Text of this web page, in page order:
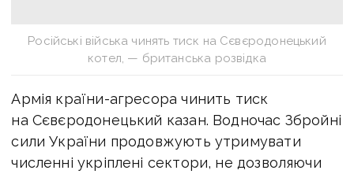
Російські війська чинять тиск на Сєвєродонецький
котел, — британська розвідка
Армія країни-агресора чинить тиск
на Сєвєродонецький казан. Водночас Збройні
сили України продовжують утримувати
численні укріплені сектори, не дозволяючи